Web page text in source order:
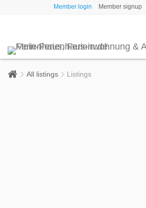
Member login Member signup
All listings Listings